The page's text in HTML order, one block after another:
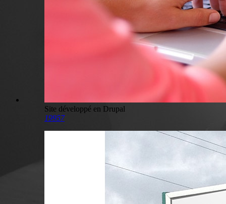
Site développé en Drupal
19957